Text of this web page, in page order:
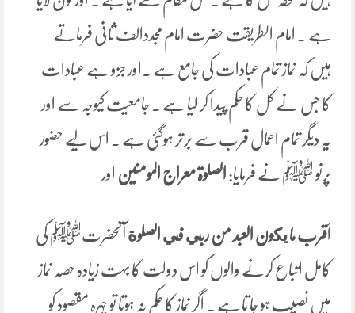
ہے ۔ امام الطریقت حضرت امام مجددالف ثانی فرماتے
ہیں کہ نماز تمام عبادات کی جامع ہے ۔اور جزو ہے عبادات
کا جس نے کل کا حکم پیدا کر لیا ہے ۔ جامعیت کیوجہ سے اور
یہ دیگر تمام اعمال قرب سے برتر ہوگئی ہے ۔ اس لیے حضور
پرنو ﷺ نے فرمایا: الصلوۃ معراج المومنین اور
أقرب ما يكون العبد من ربي في الصلوة آنحضرتﷺ کی
کامل اتباع کرنے والوں کو اس دولت کا بہت زیادہ حصہ نماز
میں نصیب ہو جا تا ہے ۔ اگر نماز کا حکم نہ ہوتا تو چہرہ مقصود کو